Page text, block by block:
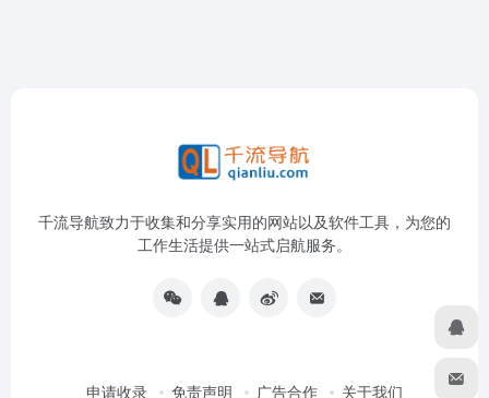
千流导航致力于收集和分享实用的网站以及软件工具，为您的
工作生活提供一站式启航服务。
申请收录 免责声明 广告合作 关于我们